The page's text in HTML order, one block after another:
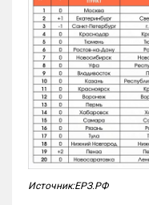
Источник:ЕРЗ.РФ